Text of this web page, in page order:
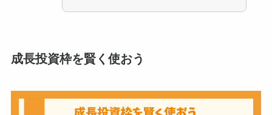
成長投資枠を賢く使おう